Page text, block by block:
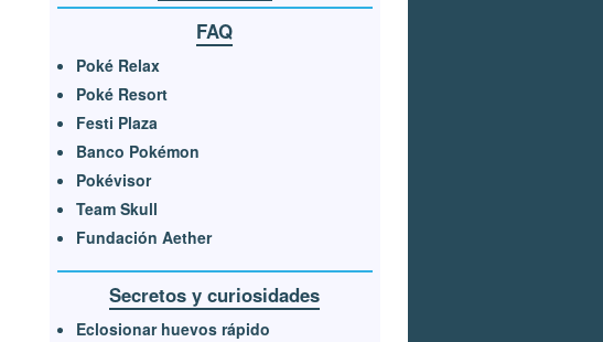
FAQ
Poké Relax
Poké Resort
Festi Plaza
Banco Pokémon
Pokévisor
Team Skull
Fundación Aether
Secretos y curiosidades
Eclosionar huevos rápido